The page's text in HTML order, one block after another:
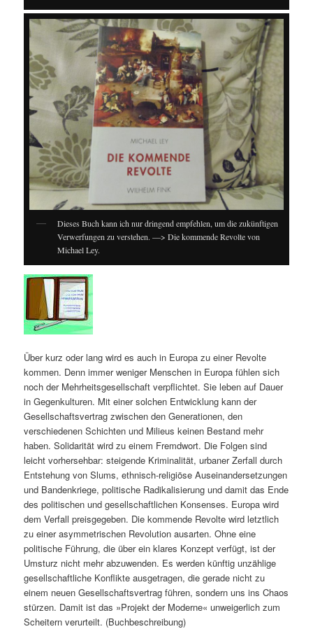
Dieses Buch kann ich nur dringend empfehlen, um die zukünftigen
Verwerfungen zu verstehen. —> Die kommende Revolte von
Michael Ley.
Über kurz oder lang wird es auch in Europa zu einer Revolte
kommen. Denn immer weniger Menschen in Europa fühlen sich
noch der Mehrheitsgesellschaft verpflichtet. Sie leben auf Dauer
in Gegenkulturen. Mit einer solchen Entwicklung kann der
Gesellschaftsvertrag zwischen den Generationen, den
verschiedenen Schichten und Milieus keinen Bestand mehr
haben. Solidarität wird zu einem Fremdwort. Die Folgen sind
leicht vorhersehbar: steigende Kriminalität, urbaner Zerfall durch
Entstehung von Slums, ethnisch-religiöse Auseinandersetzungen
und Bandenkriege, politische Radikalisierung und damit das Ende
des politischen und gesellschaftlichen Konsenses. Europa wird
dem Verfall preisgegeben. Die kommende Revolte wird letztlich
zu einer asymmetrischen Revolution ausarten. Ohne eine
politische Führung, die über ein klares Konzept verfügt, ist der
Umsturz nicht mehr abzuwenden. Es werden künftig unzählige
gesellschaftliche Konflikte ausgetragen, die gerade nicht zu
einem neuen Gesellschaftsvertrag führen, sondern uns ins Chaos
stürzen. Damit ist das »Projekt der Moderne« unweigerlich zum
Scheitern verurteilt. (Buchbeschreibung)